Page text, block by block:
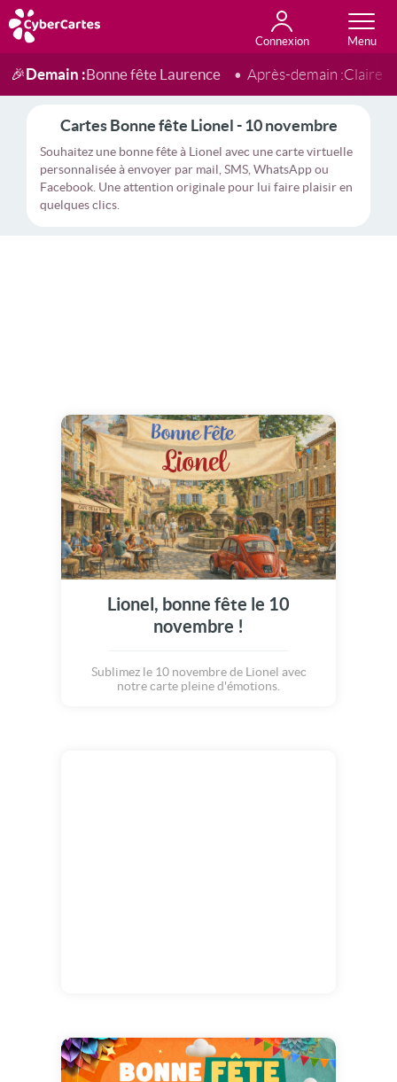
Connexion
Anniversaire
Fête du jour
Amour
Amitié
Merci
Toutes les cartes
🎉Demain :Bonne fête Laurence Après-demain :Claire
Cartes Bonne fête Lionel - 10 novembre
Souhaitez une bonne fête à Lionel avec une carte virtuelle
personnalisée à envoyer par mail, SMS, WhatsApp ou
Facebook. Une attention originale pour lui faire plaisir en
quelques clics.
Lionel, bonne fête le 10
novembre !
Sublimez le 10 novembre de Lionel avec
notre carte pleine d'émotions.